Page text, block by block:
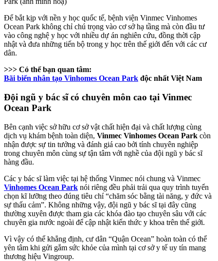
Để bắt kịp với nền y học quốc tế, bệnh viện Vinmec Vinhomes
Ocean Park không chỉ chú trọng vào cơ sở hạ tầng mà còn đầu tư
vào công nghệ y học với nhiều dự án nghiên cứu, đồng thời cập
nhật và đưa những tiến bộ trong y học trên thế giới đến với các cư
dân.
>>> Có thể bạn quan tâm:
Bãi biển nhân tạo Vinhomes Ocean Park độc nhất Việt Nam
Đội ngũ y bác sĩ có chuyên môn cao tại Vinmec
Ocean Park
Bên cạnh việc sở hữu cơ sở vật chất hiện đại và chất lượng cùng
dịch vụ khám bệnh toàn diện, Vinmec Vinhomes Ocean Park còn
nhận được sự tin tưởng và đánh giá cao bởi tính chuyên nghiệp
trong chuyên môn cùng sự tận tâm với nghề của đội ngũ y bác sĩ
hàng đầu.
Các y bác sĩ làm việc tại hệ thống Vinmec nói chung và Vinmec
Vinhomes Ocean Park nói riêng đều phải trải qua quy trình tuyển
chọn kĩ lưỡng theo đúng tiêu chí “chăm sóc bằng tài năng, y đức và
sự thấu cảm”. Không những vậy, đội ngũ y bác sĩ tại đây cũng
thường xuyên được tham gia các khóa đào tạo chuyên sâu với các
chuyên gia nước ngoài để cập nhật kiến thức y khoa trên thế giới.
Vì vậy có thể khẳng định, cư dân “Quận Ocean” hoàn toàn có thể
yên tâm khi gửi gắm sức khỏe của mình tại cơ sở y tế uy tín mang
thương hiệu Vingroup.